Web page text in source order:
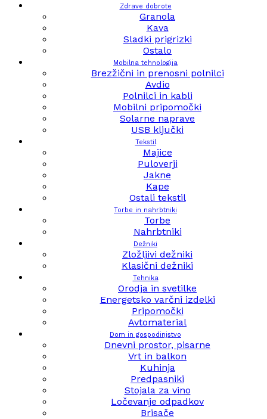
Zdrave dobrote
Granola
Kava
Sladki prigrizki
Ostalo
Mobilna tehnologija
Brezžični in prenosni polnilci
Avdio
Polnilci in kabli
Mobilni pripomočki
Solarne naprave
USB ključki
Tekstil
Majice
Puloverji
Jakne
Kape
Ostali tekstil
Torbe in nahrbtniki
Torbe
Nahrbtniki
Dežniki
Zložljivi dežniki
Klasični dežniki
Tehnika
Orodja in svetilke
Energetsko varčni izdelki
Pripomočki
Avtomaterial
Dom in gospodinjstvo
Dnevni prostor, pisarne
Vrt in balkon
Kuhinja
Predpasniki
Stojala za vino
Ločevanje odpadkov
Brisače